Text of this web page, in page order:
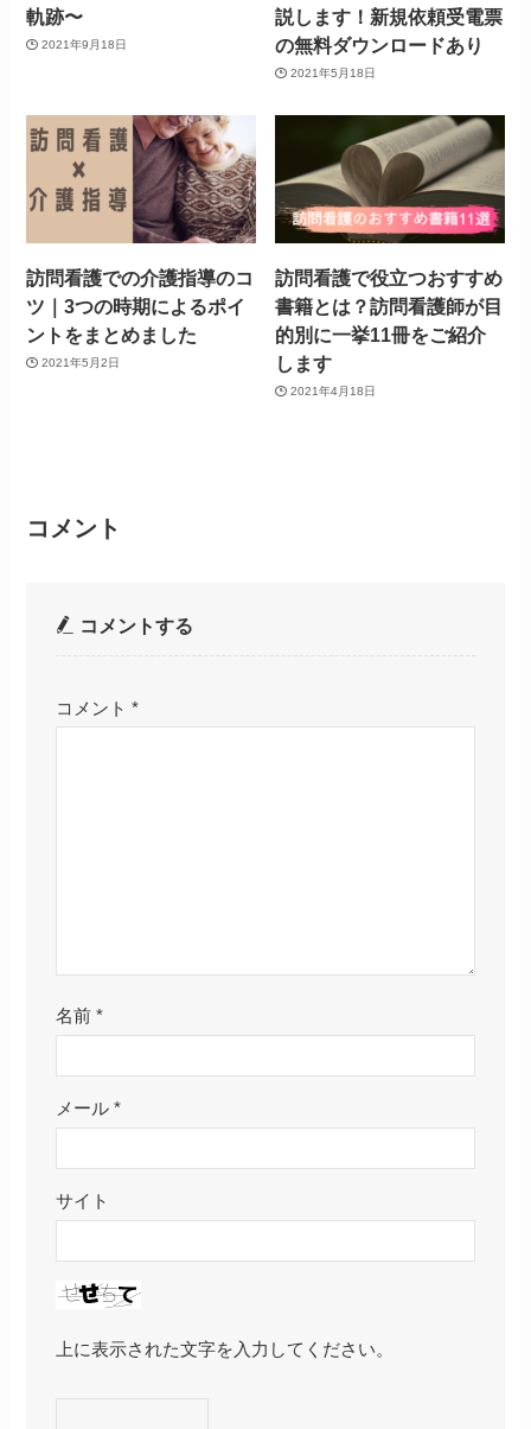
軌跡〜
2021年9月18日
説します！新規依頼受電票
の無料ダウンロードあり
2021年5月18日
訪問看護での介護指導のコ
ツ｜3つの時期によるポイ
ントをまとめました
2021年5月2日
訪問看護で役立つおすすめ
書籍とは？訪問看護師が目
的別に一挙11冊をご紹介
します
2021年4月18日
コメント
コメントする
コメント *
名前 *
メール *
サイト
上に表示された文字を入力してください。